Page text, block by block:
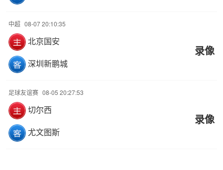
中超 08-07 20:10:35
北京国安
深圳新鹏城
录像
足球友谊赛 08-05 20:27:53
切尔西
尤文图斯
录像